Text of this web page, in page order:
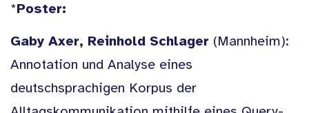
* Poster:
Gaby Axer, Reinhold Schlager (Mannheim):
Annotation und Analyse eines
deutschsprachigen Korpus der